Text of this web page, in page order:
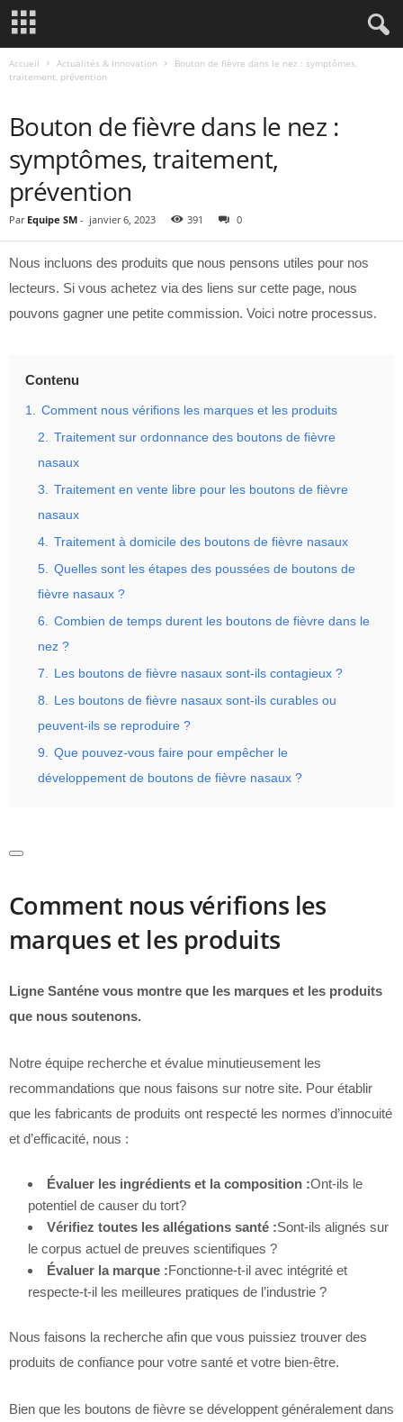
Accueil Actualités & Innovation
Bouton de fièvre dans le nez : symptômes,
traitement, prévention
Bouton de fièvre dans le nez :
symptômes, traitement,
prévention
Par Equipe SM - janvier 6, 2023 391 0
Nous incluons des produits que nous pensons utiles pour nos
lecteurs. Si vous achetez via des liens sur cette page, nous
pouvons gagner une petite commission. Voici notre processus.
Contenu
1. Comment nous vérifions les marques et les produits
2. Traitement sur ordonnance des boutons de fièvre
nasaux
3. Traitement en vente libre pour les boutons de fièvre
nasaux
4. Traitement à domicile des boutons de fièvre nasaux
5. Quelles sont les étapes des poussées de boutons de
fièvre nasaux ?
6. Combien de temps durent les boutons de fièvre dans le
nez ?
7. Les boutons de fièvre nasaux sont-ils contagieux ?
8. Les boutons de fièvre nasaux sont-ils curables ou
peuvent-ils se reproduire ?
9. Que pouvez-vous faire pour empêcher le
développement de boutons de fièvre nasaux ?
Comment nous vérifions les
marques et les produits
Ligne Santéne vous montre que les marques et les produits
que nous soutenons.
Notre équipe recherche et évalue minutieusement les
recommandations que nous faisons sur notre site. Pour établir
que les fabricants de produits ont respecté les normes d’innocuité
et d’efficacité, nous :
Évaluer les ingrédients et la composition :Ont-ils le
potentiel de causer du tort?
Vérifiez toutes les allégations santé :Sont-ils alignés sur
le corpus actuel de preuves scientifiques ?
Évaluer la marque :Fonctionne-t-il avec intégrité et
respecte-t-il les meilleures pratiques de l’industrie ?
Nous faisons la recherche afin que vous puissiez trouver des
produits de confiance pour votre santé et votre bien-être.
Bien que les boutons de fièvre se développent généralement dans